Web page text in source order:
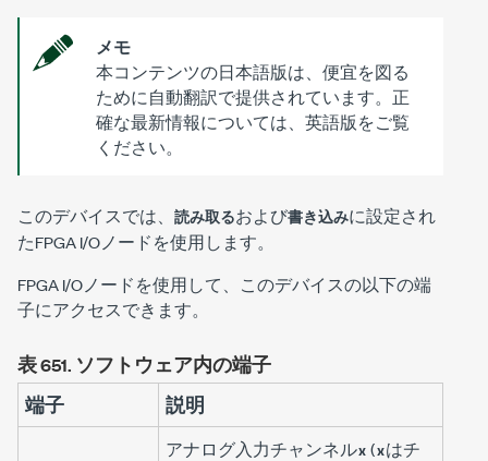
メモ
本コンテンツの日本語版は、便宜を図る
ために自動翻訳で提供されています。正
確な最新情報については、英語版をご覧
ください。
このデバイスでは、 読み取るおよび書き込みに設定され
たFPGA I/Oノードを使用します。
FPGA I/Oノードを使用して、このデバイスの以下の端
子にアクセスできます。
表 651. ソフトウェア内の端子
端子
説明
アナログ入力チャンネルx(xはチ